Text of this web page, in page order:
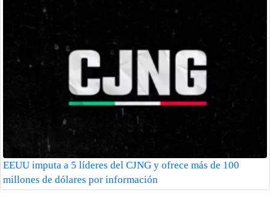
EEUU imputa a 5 líderes del CJNG y ofrece más de 100
millones de dólares por información